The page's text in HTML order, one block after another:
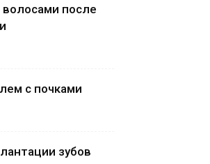
волосами после
с почками
зубов